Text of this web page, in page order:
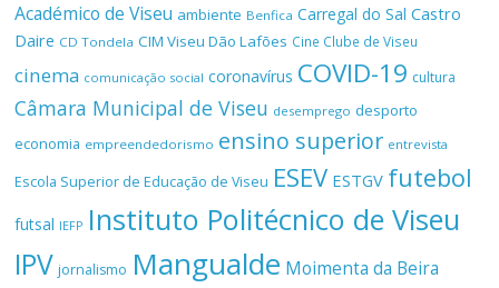
Académico de Viseu ambiente Benfica Carregal do Sal Castro
Daire CD Tondela CIM Viseu Dão Lafões Cine Clube de Viseu
cinema comunicação social coronavírus COVID-19 cultura
Câmara Municipal de Viseu desemprego desporto
economia empreendedorismo ensino superior entrevista
Escola Superior de Educação de Viseu ESEV ESTGV futebol
futsal IEFP Instituto Politécnico de Viseu
IPV jornalismo Mangualde Moimenta da Beira